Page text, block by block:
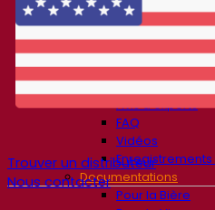
Café
Fermentis Academy
A propos de la
Ressources
Centre de
Avis d’experts
FAQ
Vidéos
Documentations
Pour la Bière
Trouver un distributeur
Nous contacter